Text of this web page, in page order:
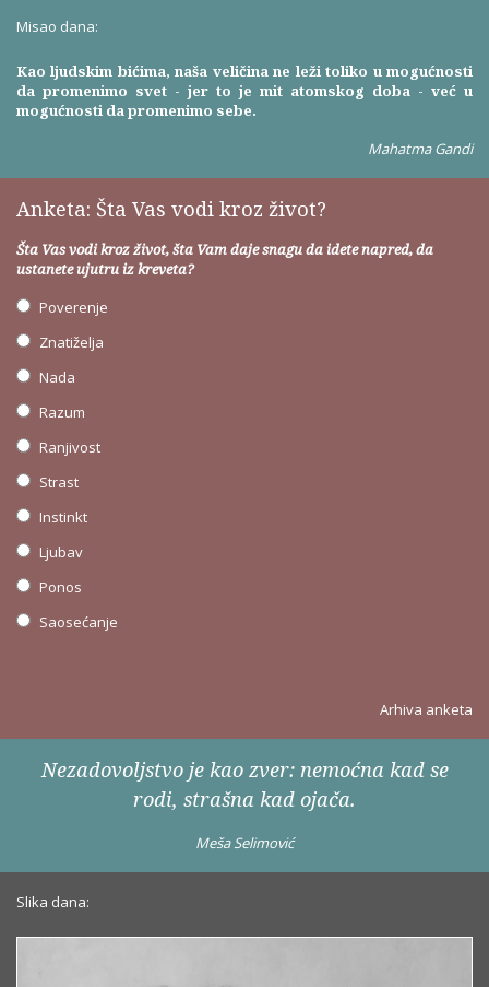
Misao dana:
Kao ljudskim bićima, naša veličina ne leži toliko u mogućnosti
da promenimo svet - jer to je mit atomskog doba - već u
mogućnosti da promenimo sebe.
Mahatma Gandi
Anketa: Šta Vas vodi kroz život?
Šta Vas vodi kroz život, šta Vam daje snagu da idete napred, da
ustanete ujutru iz kreveta?
Poverenje
Znatiželja
Nada
Razum
Ranjivost
Strast
Instinkt
Ljubav
Ponos
Saosećanje
Arhiva anketa
Nezadovoljstvo je kao zver: nemoćna kad se
rodi, strašna kad ojača.
Meša Selimović
Slika dana: